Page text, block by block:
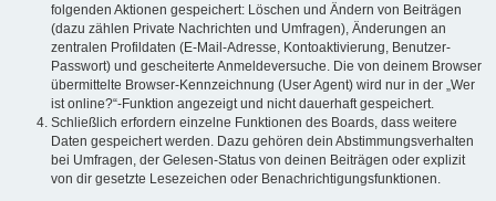
folgenden Aktionen gespeichert: Löschen und Ändern von Beiträgen
(dazu zählen Private Nachrichten und Umfragen), Änderungen an
zentralen Profildaten (E-Mail-Adresse, Kontoaktivierung, Benutzer-
Passwort) und gescheiterte Anmeldeversuche. Die von deinem Browser
übermittelte Browser-Kennzeichnung (User Agent) wird nur in der „Wer
ist online?“-Funktion angezeigt und nicht dauerhaft gespeichert.
Schließlich erfordern einzelne Funktionen des Boards, dass weitere
Daten gespeichert werden. Dazu gehören dein Abstimmungsverhalten
bei Umfragen, der Gelesen-Status von deinen Beiträgen oder explizit
von dir gesetzte Lesezeichen oder Benachrichtigungsfunktionen.